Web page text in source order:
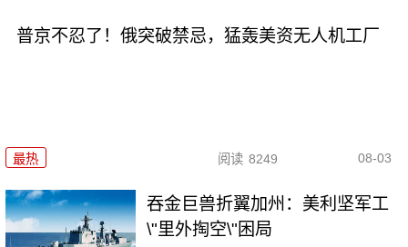
普京不忍了！俄突破禁忌，猛轰美资无人机工厂
最热 阅读 8249 08-03
吞金巨兽折翼加州：美利坚军工
\"里外掏空\"困局